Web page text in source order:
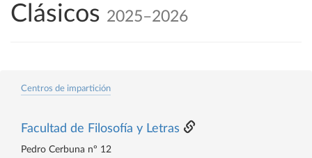
Clásicos 2025–2026
Centros de impartición
Facultad de Filosofía y Letras
Pedro Cerbuna nº 12